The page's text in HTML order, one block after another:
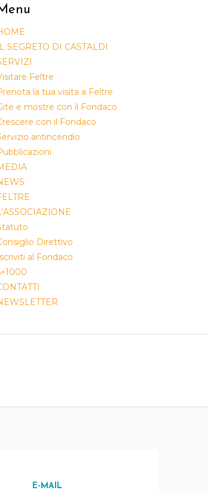
SEGRETO DI CASTALDI
Feltre
la tua visita a Feltre
e mostre con il Fondaco
con il Fondaco
antincendio
Direttivo
al Fondaco
E-MAIL